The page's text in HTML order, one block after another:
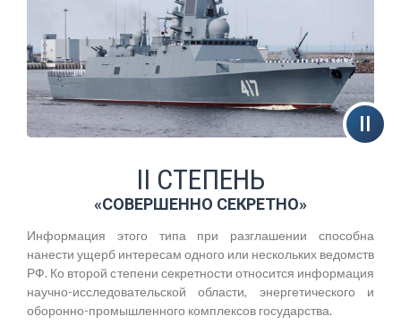
II СТЕПЕНЬ
«СОВЕРШЕННО СЕКРЕТНО»
Информация этого типа при разглашении способна
нанести ущерб интересам одного или нескольких ведомств
РФ. Ко второй степени секретности относится информация
научно-исследовательской области, энергетического и
оборонно-промышленного комплексов государства.